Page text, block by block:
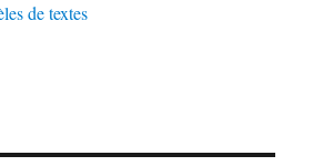
de textes